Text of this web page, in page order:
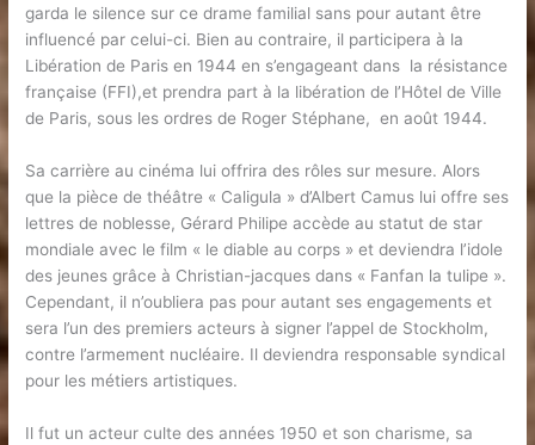
garda le silence sur ce drame familial sans pour autant être
influencé par celui-ci. Bien au contraire, il participera à la
Libération de Paris en 1944 en s’engageant dans la résistance
française (FFI),et prendra part à la libération de l’Hôtel de Ville
de Paris, sous les ordres de Roger Stéphane, en août 1944.
Sa carrière au cinéma lui offrira des rôles sur mesure. Alors
que la pièce de théâtre « Caligula » d’Albert Camus lui offre ses
lettres de noblesse, Gérard Philipe accède au statut de star
mondiale avec le film « le diable au corps » et deviendra l’idole
des jeunes grâce à Christian-jacques dans « Fanfan la tulipe ».
Cependant, il n’oubliera pas pour autant ses engagements et
sera l’un des premiers acteurs à signer l’appel de Stockholm,
contre l’armement nucléaire. Il deviendra responsable syndical
pour les métiers artistiques.
Il fut un acteur culte des années 1950 et son charisme, sa